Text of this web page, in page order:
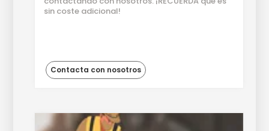
sin coste adicional!
Contacta con nosotros